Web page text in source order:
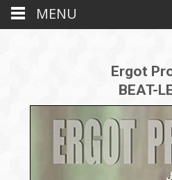
Ergot
BEAT-
MENU